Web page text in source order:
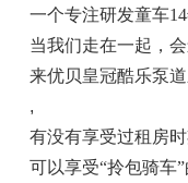
一个专注研发童车
当我们走在一起，
来优贝皇冠酷乐泵
,
有没有享受过租房
可以享受“拎包骑车